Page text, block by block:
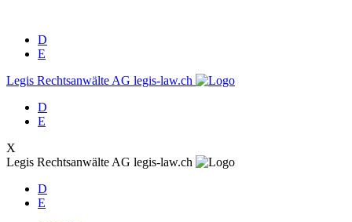
D
E
Legis Rechtsanwälte AG legis-law.ch
D
E
X
Legis Rechtsanwälte AG legis-law.ch
D
E